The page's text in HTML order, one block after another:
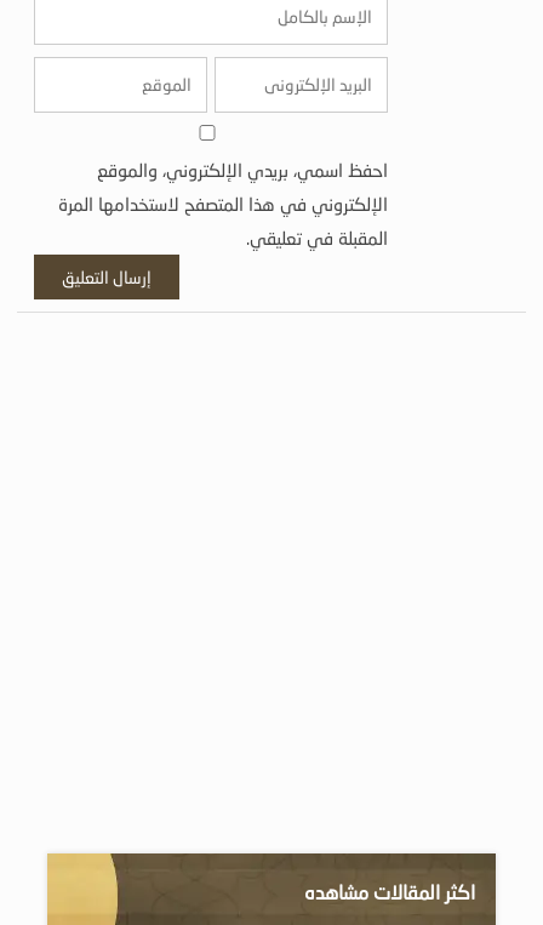
احفظ اسمي، بريدي الإلكتروني، والموقع
الإلكتروني في هذا المتصفح لاستخدامها المرة
المقبلة في تعليقي.
اكثر المقالات مشاهده